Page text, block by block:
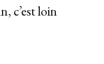
c’est loin